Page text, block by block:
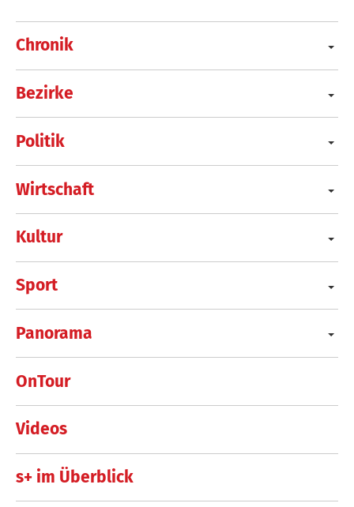
Chronik
Bezirke
Politik
Wirtschaft
Kultur
Sport
Panorama
OnTour
Videos
s+ im Überblick